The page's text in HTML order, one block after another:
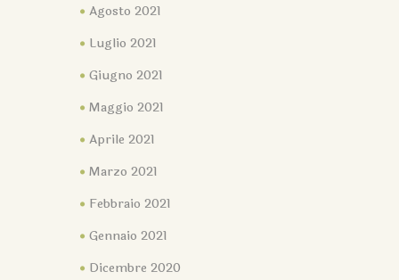
Agosto 2021
Luglio 2021
Giugno 2021
Maggio 2021
Aprile 2021
Marzo 2021
Febbraio 2021
Gennaio 2021
Dicembre 2020